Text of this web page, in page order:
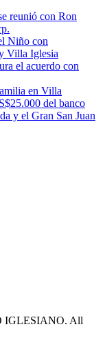
reunió con Ron
Niño con
Villa Iglesia
el acuerdo con
en Villa
del banco
y el Gran San Juan
IGLESIANO. All